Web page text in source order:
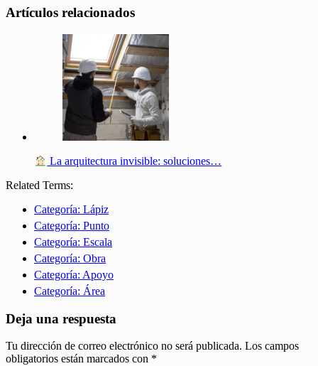
Artículos relacionados
La arquitectura invisible: soluciones…
Related Terms:
Categoría: Lápiz
Categoría: Punto
Categoría: Escala
Categoría: Obra
Categoría: Apoyo
Categoría: Área
Deja una respuesta
Tu dirección de correo electrónico no será publicada. Los campos
obligatorios están marcados con *